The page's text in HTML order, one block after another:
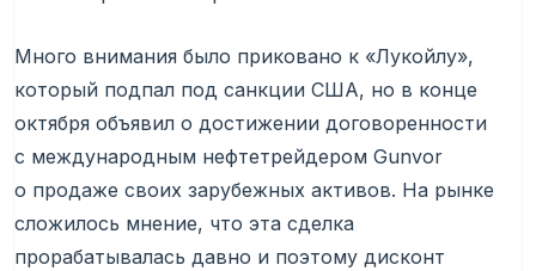
Много внимания было приковано к «Лукойлу»,
который подпал под санкции США, но в конце
октября объявил о достижении договоренности
с международным нефтетрейдером Gunvor
о продаже своих зарубежных активов. На рынке
сложилось мнение, что эта сделка
прорабатывалась давно и поэтому дисконт